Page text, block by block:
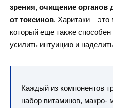
зрения, очищение органов
от токсинов. Харитаки –
который еще также способен
усилить интуицию и
Каждый из компонентов
набор витаминов, макро-